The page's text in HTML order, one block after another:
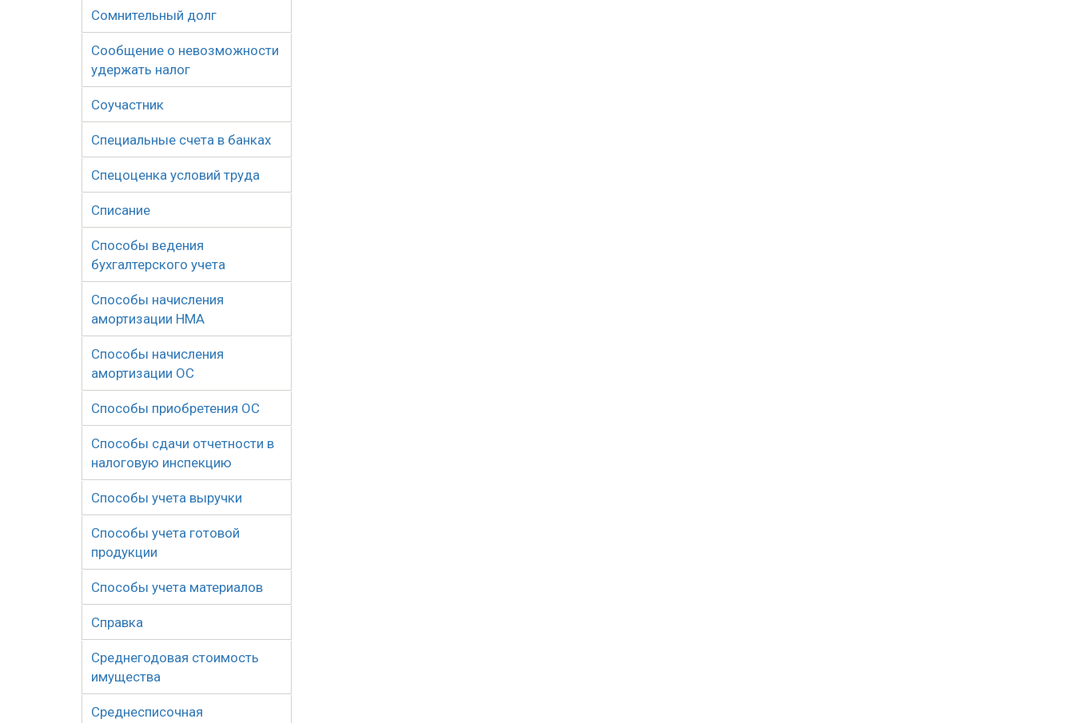
Сомнительный долг
Сообщение о невозможности
удержать налог
Соучастник
Специальные счета в банках
Спецоценка условий труда
Списание
Способы ведения
бухгалтерского учета
Способы начисления
амортизации НМА
Способы начисления
амортизации ОС
Способы приобретения ОС
Способы сдачи отчетности в
налоговую инспекцию
Способы учета выручки
Способы учета готовой
продукции
Способы учета материалов
Справка
Среднегодовая стоимость
имущества
Среднесписочная